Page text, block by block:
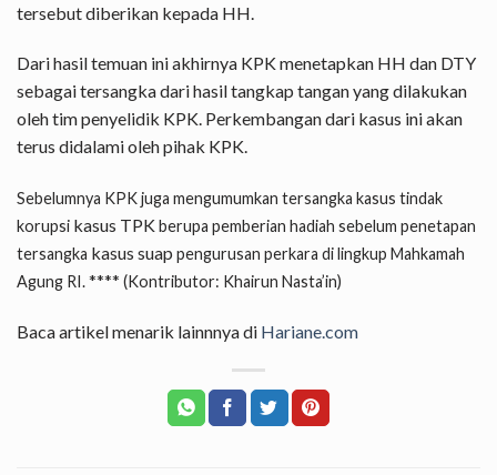
tersebut diberikan kepada HH.
Dari hasil temuan ini akhirnya KPK menetapkan HH dan DTY
sebagai tersangka dari hasil tangkap tangan yang dilakukan
oleh tim penyelidik KPK. Perkembangan dari kasus ini akan
terus didalami oleh pihak KPK.
Sebelumnya KPK juga mengumumkan tersangka kasus tindak
korupsi kasus TPKberupa pemberian hadiah sebelum penetapan
tersangka kasus suap pengurusan perkara di lingkup Mahkamah
Agung RI.**** (Kontributor: Khairun Nasta’in)
Baca artikel menarik lainnnya di Hariane.com